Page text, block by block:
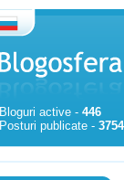
Bloguri active - 446
Posturi publicate -